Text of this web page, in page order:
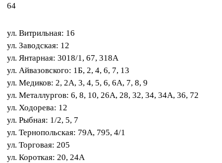
64
ул. Витрильная: 16
ул. Заводская: 12
ул. Янтарная: 3018/1, 67, 318А
ул. Айвазовского: 1Б, 2, 4, 6, 7, 13
ул. Медиков: 2, 2A, 3, 4, 5, 6, 6A, 7, 8, 9
ул. Металлургов: 6, 8, 10, 26А, 28, 32, 34, 34А, 36, 72
ул. Ходорева: 12
ул. Рыбная: 1/2, 5, 7
ул. Тернопольская: 79А, 795, 4/1
ул. Торговая: 205
ул. Короткая: 20, 24А